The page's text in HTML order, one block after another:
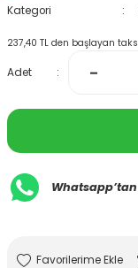
Kategori
237,40 TL den başlayan
Adet